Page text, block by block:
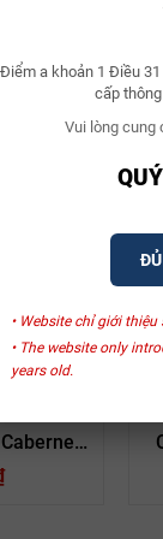
Điểm a khoản 1 Điều
cấp
Vui lòng cung
• Website chỉ giới
• The website only
years old.
Santa